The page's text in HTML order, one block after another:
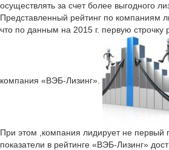
осуществлять за счет более выгодного
Представленный рейтинг по компаниям
что по данным на 2015 г. первую строчку
компания «ВЭБ-Лизинг».
При этом ,компания лидирует не первый
показатели в рейтинге «ВЭБ-Лизинг»